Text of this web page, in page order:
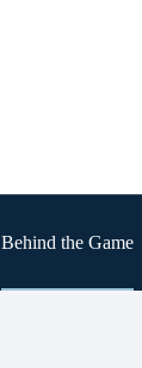
Behind the Game